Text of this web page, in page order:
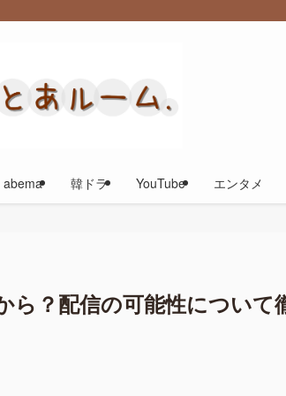
abema 韓ドラ YouTube エンタメ
ら？配信の可能性について